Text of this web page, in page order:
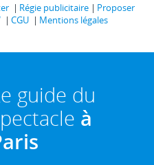
Régie publicitaire
Proposer
CGU
Mentions légales
guide du
à